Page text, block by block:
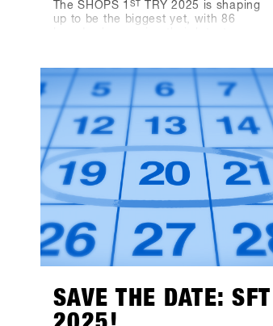
The SHOPS 1ST
TRY 2025 is shaping
up to be the biggest yet, with 86
thrilled to welcome a lineup of fresh
exhibitors, bringing exciting products
and perspectives to the event.This
year’s newcomers include Snowboard
manufacturer Canary Cartel, Signal,
and Technine. A new type of binding
from Bone Binding and bottles from
Swoam Bottles, as well as re-
engineered protection gear from ruroc
and cosy gloves by Deathgrip
complete the variety of productsSoon
these brands will upload their
products, make sure sign up to SHOPS
1st BASE to check them out in
advance!
SAVE THE DATE: SFT